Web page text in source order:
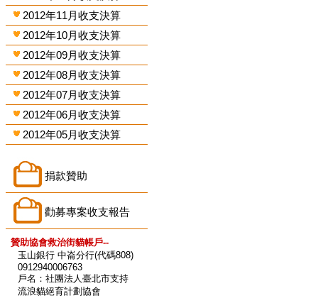
2012年11月收支決算
2012年10月收支決算
2012年09月收支決算
2012年08月收支決算
2012年07月收支決算
2012年06月收支決算
2012年05月收支決算
捐款贊助
勸募專案收支報告
贊助協會救治街貓帳戶--
玉山銀行 中崙分行(代碼808)
0912940006763
戶名：社團法人臺北市支持
流浪貓絕育計劃協會